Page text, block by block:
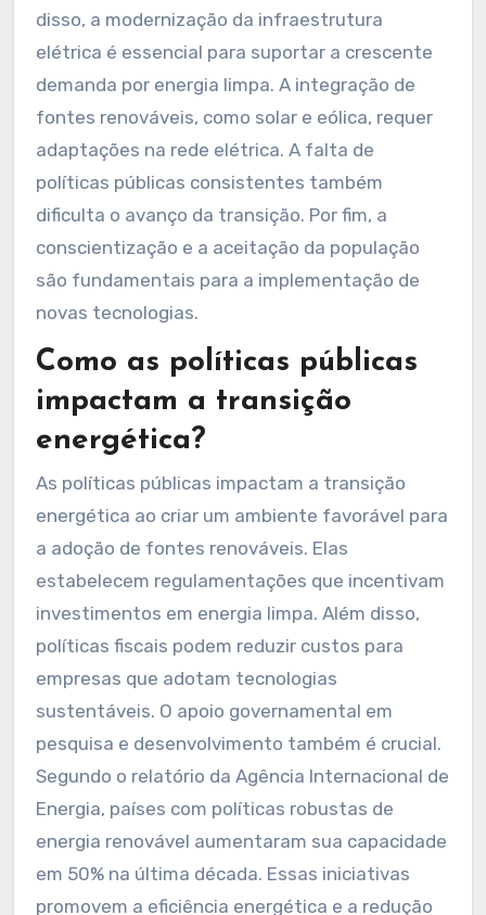
disso, a modernização da infraestrutura
elétrica é essencial para suportar a crescente
demanda por energia limpa. A integração de
fontes renováveis, como solar e eólica, requer
adaptações na rede elétrica. A falta de
políticas públicas consistentes também
dificulta o avanço da transição. Por fim, a
conscientização e a aceitação da população
são fundamentais para a implementação de
novas tecnologias.
Como as políticas públicas
impactam a transição
energética?
As políticas públicas impactam a transição
energética ao criar um ambiente favorável para
a adoção de fontes renováveis. Elas
estabelecem regulamentações que incentivam
investimentos em energia limpa. Além disso,
políticas fiscais podem reduzir custos para
empresas que adotam tecnologias
sustentáveis. O apoio governamental em
pesquisa e desenvolvimento também é crucial.
Segundo o relatório da Agência Internacional de
Energia, países com políticas robustas de
energia renovável aumentaram sua capacidade
em 50% na última década. Essas iniciativas
promovem a eficiência energética e a redução